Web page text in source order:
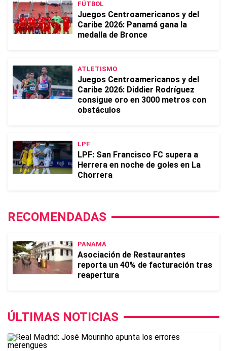
FÚTBOL
Juegos Centroamericanos y del
Caribe 2026: Panamá gana la
medalla de Bronce
ATLETISMO
Juegos Centroamericanos y del
Caribe 2026: Diddier Rodríguez
consigue oro en 3000 metros con
obstáculos
LPF
LPF: San Francisco FC supera a
Herrera en noche de goles en La
Chorrera
RECOMENDADAS
PANAMÁ
Asociación de Restaurantes
reporta un 40% de facturación tras
reapertura
ÚLTIMAS NOTICIAS